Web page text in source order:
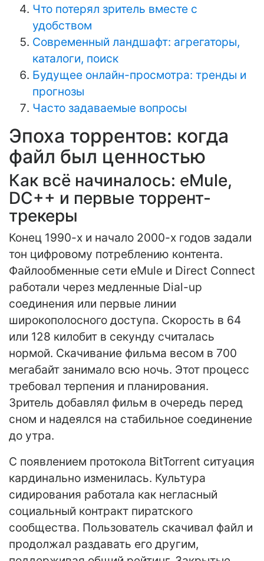
Что потерял зритель вместе с
удобством
Современный ландшафт: агрегаторы,
каталоги, поиск
Будущее онлайн-просмотра: тренды и
прогнозы
Часто задаваемые вопросы
Эпоха торрентов: когда
файл был ценностью
Как всё начиналось: eMule,
DC++ и первые торрент-
трекеры
Конец 1990-х и начало 2000-х годов задали
тон цифровому потреблению контента.
Файлообменные сети eMule и Direct Connect
работали через медленные Dial-up
соединения или первые линии
широкополосного доступа. Скорость в 64
или 128 килобит в секунду считалась
нормой. Скачивание фильма весом в 700
мегабайт занимало всю ночь. Этот процесс
требовал терпения и планирования.
Зритель добавлял фильм в очередь перед
сном и надеялся на стабильное соединение
до утра.
С появлением протокола BitTorrent ситуация
кардинально изменилась. Культура
сидирования работала как негласный
социальный контракт пиратского
сообщества. Пользователь скачивал файл и
продолжал раздавать его другим,